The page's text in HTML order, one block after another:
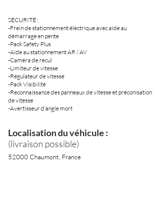
SÉCURITÉ :
-Frein de stationnement électrique avec aide au
démarrage en pente
-Pack Safety Plus
-Aide au stationnement AR / AV
-Caméra de recul
-Limiteur de vitesse
-Régulateur de vitesse
-Pack Visibilité
-Reconnaissance des panneaux de vitesse et préconisation
de vitesse
-Avertisseur d’angle mort
Localisation du véhicule :
(livraison possible)
52000 Chaumont, France